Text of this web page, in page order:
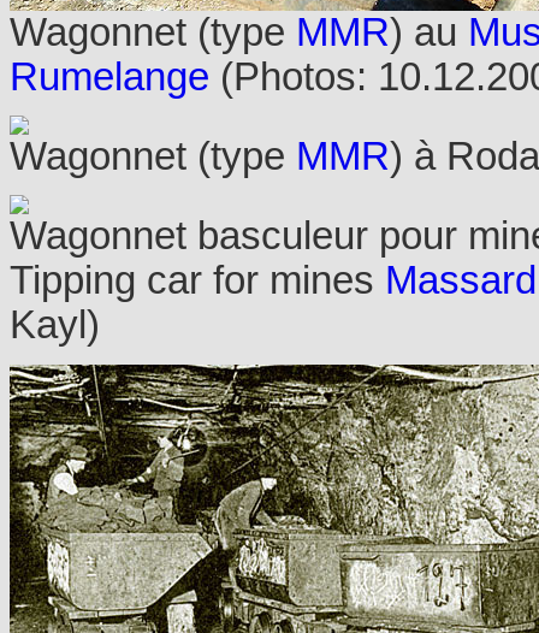
Wagonnet (type MMR) au
Rumelange (Photos:
Wagonnet (type MMR) à
Wagonnet basculeur pour
Tipping car for mines
Kayl)